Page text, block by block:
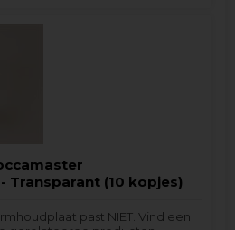
(10 kopjes)
past NIET. Vind een